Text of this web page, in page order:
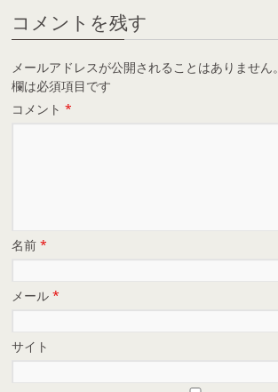
コメントを残す
メールアドレスが公開されることはありません。
欄は必須項目です
コメント*
名前*
メール*
サイト